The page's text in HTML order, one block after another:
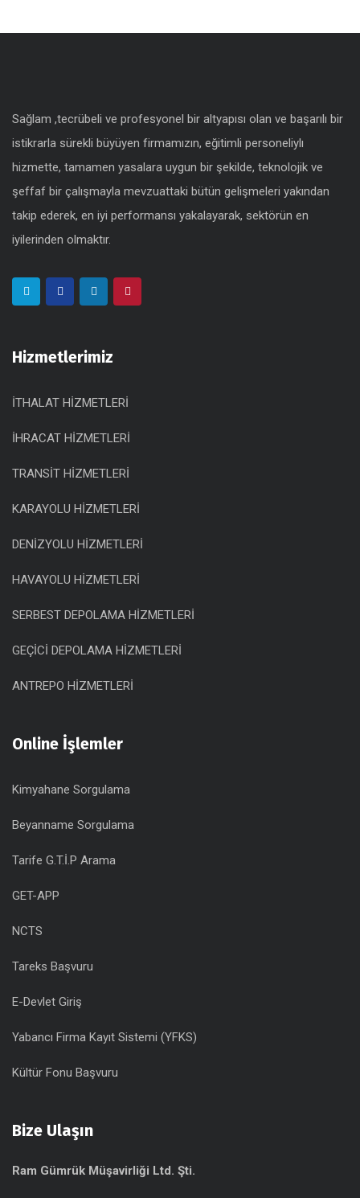
Sağlam ,tecrübeli ve profesyonel bir altyapısı olan ve başarılı bir
istikrarla sürekli büyüyen firmamızın, eğitimli personeliylı
hizmette, tamamen yasalara uygun bir şekilde, teknolojik ve
şeffaf bir çalışmayla mevzuattaki bütün gelişmeleri yakından
takip ederek, en iyi performansı yakalayarak, sektörün en
iyilerinden olmaktır.
Hizmetlerimiz
İTHALAT HİZMETLERİ
İHRACAT HİZMETLERİ
TRANSİT HİZMETLERİ
KARAYOLU HİZMETLERİ
DENİZYOLU HİZMETLERİ
HAVAYOLU HİZMETLERİ
SERBEST DEPOLAMA HİZMETLERİ
GEÇİCİ DEPOLAMA HİZMETLERİ
ANTREPO HİZMETLERİ
Online İşlemler
Kimyahane Sorgulama
Beyanname Sorgulama
Tarife G.T.İ.P Arama
GET-APP
NCTS
Tareks Başvuru
E-Devlet Giriş
Yabancı Firma Kayıt Sistemi (YFKS)
Kültür Fonu Başvuru
Bize Ulaşın
Ram Gümrük Müşavirliği Ltd. Şti.